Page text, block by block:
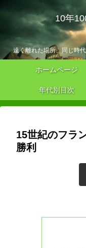
10年
遠く離れた場所、同じ時
ホームページ
年代別目次
15世紀のフラ
勝利